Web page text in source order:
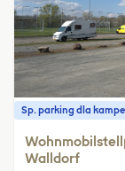
Sp. parking dla
Walldorf